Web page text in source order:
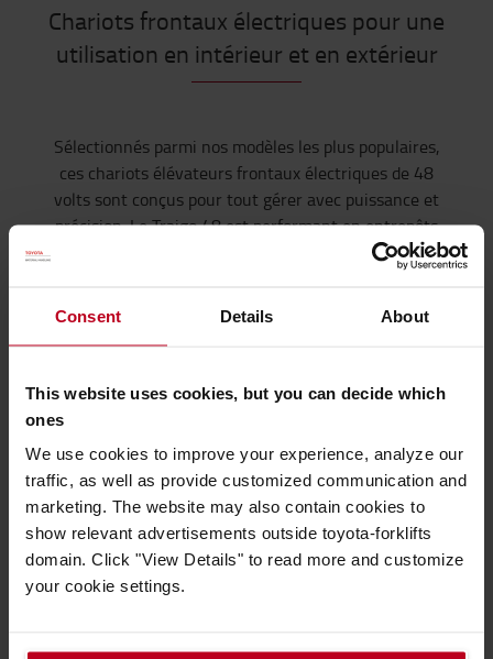
Consent Details About
This website uses cookies, but you can decide which
ones
We use cookies to improve your experience, analyze our
traffic, as well as provide customized communication and
marketing. The website may also contain cookies to
show relevant advertisements outside toyota-forklifts
domain. Click "View Details" to read more and customize
your cookie settings.
Chariots frontaux électriques pour une
utilisation en intérieur et en extérieur
Sélectionnés parmi nos modèles les plus populaires,
ces chariots élévateurs frontaux électriques de 48
volts sont conçus pour tout gérer avec puissance et
précision. LeTraigo48 est performant en entrepôts
avec de grandes hauteurs de gerbage et également
par
. Choisissez le modèle qui répond à vos
optimales, à l'intérieur comme à
l'extérieur.
Bestseller